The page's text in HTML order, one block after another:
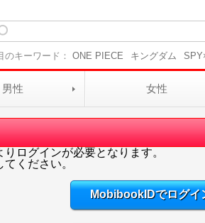
のキーワード： ONE PIECE キングダム
男性 女性
ログインが必要となります。
ください。
MobibookIDでログイ